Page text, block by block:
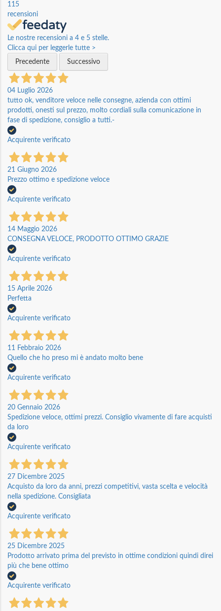
115
recensioni
Le nostre recensioni a 4 e 5 stelle.
Clicca qui per leggerle tutte >
Precedente
Successivo
04 Luglio 2026
tutto ok, venditore veloce nelle consegne, azienda con ottimi
prodotti, onesti sul prezzo, molto cordiali sulla comunicazione in
fase di spedizione, consiglio a tutti.-
Acquirente verificato
21 Giugno 2026
Prezzo ottimo e spedizione veloce
Acquirente verificato
14 Maggio 2026
CONSEGNA VELOCE, PRODOTTO OTTIMO GRAZIE
Acquirente verificato
15 Aprile 2026
Perfetta
Acquirente verificato
11 Febbraio 2026
Quello che ho preso mi è andato molto bene
Acquirente verificato
20 Gennaio 2026
Spedizione veloce, ottimi prezzi. Consiglio vivamente di fare acquisti
da loro
Acquirente verificato
27 Dicembre 2025
Acquisto da loro da anni, prezzi competitivi, vasta scelta e velocità
nella spedizione. Consigliata
Acquirente verificato
25 Dicembre 2025
Prodotto arrivato prima del previsto in ottime condizioni quindi direi
più che bene ottimo
Acquirente verificato